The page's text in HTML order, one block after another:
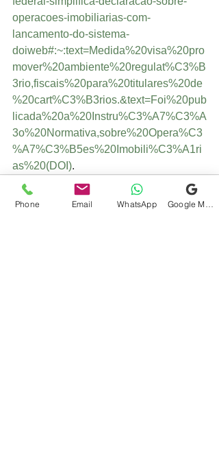
operacoes-imobiliarias-com-
lancamento-do-sistema-
doiweb#:~:text=Medida%20visa%20pro
mover%20ambiente%20regulat%C3%B
3rio,fiscais%20para%20titulares%20de
%20cart%C3%B3rios.&text=Foi%20pub
licada%20a%20Instru%C3%A7%C3%A
3o%20Normativa,sobre%20Opera%C3
%A7%C3%B5es%20Imobili%C3%A1ri
as%20(DOI).
Phone Email WhatsApp